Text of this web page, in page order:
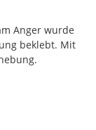
Anger wurde
beklebt. Mit